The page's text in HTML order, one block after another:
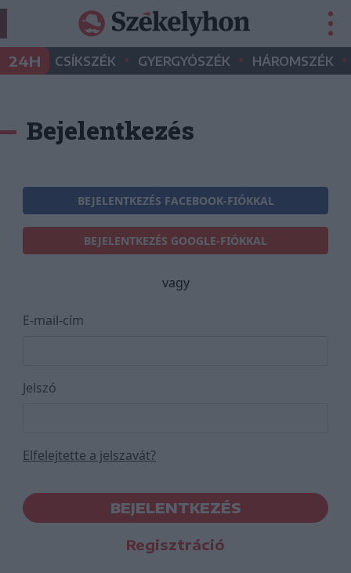
24H CSÍKSZÉK • GYERGYÓSZÉK • HÁROMSZÉK •
Bejelentkezés
BEJELENTKEZÉS FACEBOOK-FIÓKKAL
BEJELENTKEZÉS GOOGLE-FIÓKKAL
vagy
E-mail-cím
Jelszó
Elfelejtette a jelszavát?
BEJELENTKEZÉS
Regisztráció